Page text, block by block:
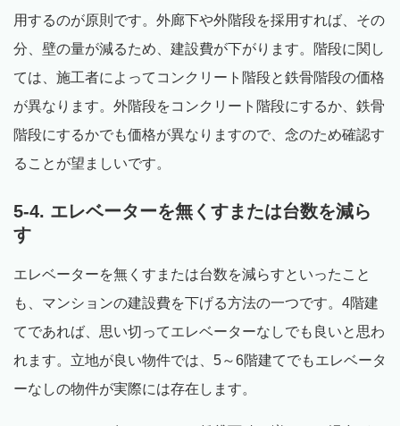
用するのが原則です。外廊下や外階段を採用すれば、その
分、壁の量が減るため、建設費が下がります。階段に関し
ては、施工者によってコンクリート階段と鉄骨階段の価格
が異なります。外階段をコンクリート階段にするか、鉄骨
階段にするかでも価格が異なりますので、念のため確認す
ることが望ましいです。
5-4. エレベーターを無くすまたは台数を減ら
す
エレベーターを無くすまたは台数を減らすといったこと
も、マンションの建設費を下げる方法の一つです。4階建
てであれば、思い切ってエレベーターなしでも良いと思わ
れます。立地が良い物件では、5～6階建てでもエレベータ
ーなしの物件が実際には存在します。